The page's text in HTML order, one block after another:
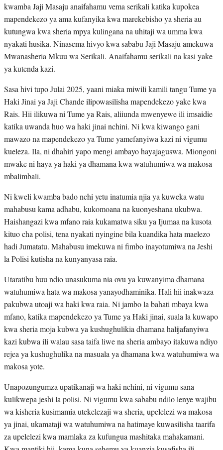
kwamba Jaji Masaju anaifahamu vema serikali katika kupokea
mapendekezo ya ama kufanyika kwa marekebisho ya sheria au
kutungwa kwa sheria mpya kulingana na uhitaji wa umma kwa
nyakati husika. Ninasema hivyo kwa sababu Jaji Masaju amekuwa
Mwanasheria Mkuu wa Serikali. Anaifahamu serikali na kasi yake
ya kutenda kazi.
Sasa hivi tupo Julai 2025, yaani miaka miwili kamili tangu Tume ya
Haki Jinai ya Jaji Chande ilipowasilisha mapendekezo yake kwa
Rais. Hii ilikuwa ni Tume ya Rais, aliiunda mwenyewe ili imsaidie
katika uwanda huo wa haki jinai nchini. Ni kwa kiwango gani
mawazo na mapendekezo ya Tume yamefanyiwa kazi ni vigumu
kueleza. Ila, ni dhahiri yapo mengi ambayo hayajaguswa. Miongoni
mwake ni haya ya haki ya dhamana kwa watuhumiwa wa makosa
mbalimbali.
Ni kweli kwamba bado nchi yetu inatumia njia ya kuweka watu
mahabusu kama adhabu, kukomoana na kuonyeshana ukubwa.
Haishangazi kwa mfano raia kukamatwa siku ya Ijumaa na kusota
kituo cha polisi, tena nyakati nyingine bila kuandika hata maelezo
hadi Jumatatu. Mahabusu imekuwa ni fimbo inayotumiwa na Jeshi
la Polisi kutisha na kunyanyasa raia.
Utaratibu huu ndio unasukuma nia ovu ya kuwanyima dhamana
watuhumiwa hata wa makosa yanayodhaminika. Hali hii inakwaza
pakubwa utoaji wa haki kwa raia. Ni jambo la bahati mbaya kwa
mfano, katika mapendekezo ya Tume ya Haki jinai, suala la kuwapo
kwa sheria moja kubwa ya kushughulikia dhamana halijafanyiwa
kazi kubwa ili walau sasa taifa liwe na sheria ambayo itakuwa ndiyo
rejea ya kushughulika na masuala ya dhamana kwa watuhumiwa wa
makosa yote.
Unapozungumza upatikanaji wa haki nchini, ni vigumu sana
kulikwepa jeshi la polisi. Ni vigumu kwa sababu ndilo lenye wajibu
wa kisheria kusimamia utekelezaji wa sheria, upelelezi wa makosa
ya jinai, ukamataji wa watuhumiwa na hatimaye kuwasilisha taarifa
za upelelezi kwa mamlaka za kufungua mashitaka mahakamani.